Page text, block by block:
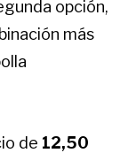
opción,
más
de 12,50